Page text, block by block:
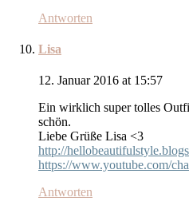
Antworten
Lisa
12. Januar 2016 at 15:57
Ein wirklich super tolles
schön.
Liebe Grüße Lisa <3
http://
https://www.youtube.com/
Antworten